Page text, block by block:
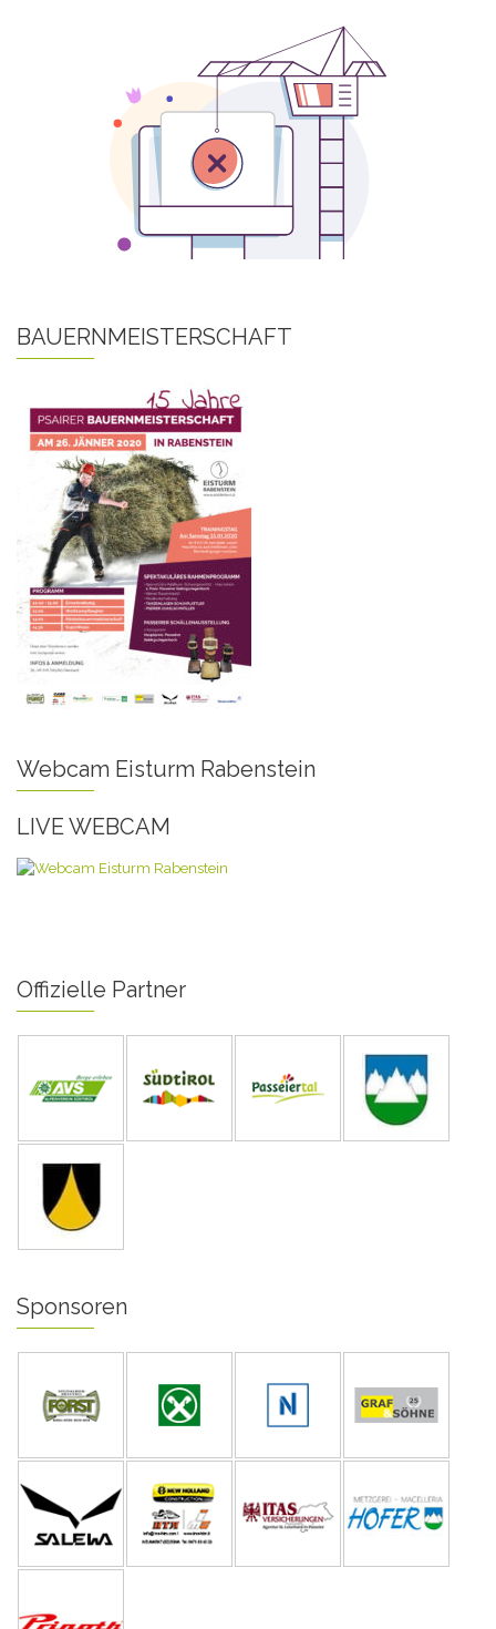
BAUERNMEISTERSCHAFT
Webcam Eisturm Rabenstein
LIVE WEBCAM
Offizielle Partner
Sponsoren